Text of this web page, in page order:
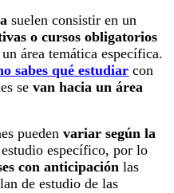
suelen consistir en un
o cursos obligatorios
área temática específica.
sabes qué estudiar con
se van hacia un área
pueden variar según la
específico, por lo
con anticipación las
de estudio de las